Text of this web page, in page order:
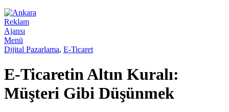
Menü
Dijital Pazarlama, E-Ticaret
E-Ticaretin Altın Kuralı:
Müşteri Gibi Düşünmek